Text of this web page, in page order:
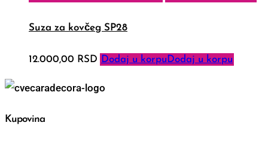
Suza za kovčeg SP28
12.000,00 RSD Dodaj u korpuDodaj u korpu
Kupovina